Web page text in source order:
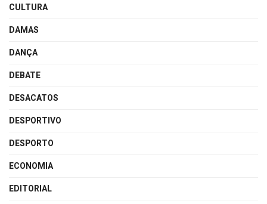
CULTURA
DAMAS
DANÇA
DEBATE
DESACATOS
DESPORTIVO
DESPORTO
ECONOMIA
EDITORIAL